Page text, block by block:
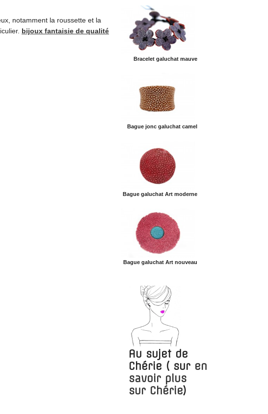
notamment la roussette et la
bijoux fantaisie de qualité
Bracelet galuchat mauve
Bague jonc galuchat camel
Bague galuchat Art moderne
Bague galuchat Art nouveau
Au sujet de
Chérie ( sur en
savoir plus
sur Chérie)